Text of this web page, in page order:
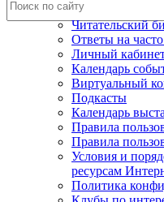
Читательский
Ответы на
Личный
Календарь
Виртуальный
Подкасты
Календарь
Правила
Правила
Условия и
ресурсам
Политика